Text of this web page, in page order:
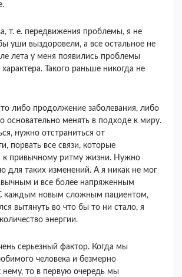
т. е. передвижения пробле­мы, я не
уши выздоровели, а все остальное не
лета у меня появились проблемы
Такого раньше никогда не
либо продолжение заболева­ния, либо
основательно менять в подходе к миру.
нужно от­страниться от
порвать все свя­зи, которые
к привычному ритму жизни. Нужно
для таких изме­нений. А я никак не мог
и все более напряженным
каж­дым новым сложным пациентом,
вытянуть во что бы то ни стало, я
энергии.
серьезный фактор. Когда мы
человека и безмерно
нему, то в первую очередь мы